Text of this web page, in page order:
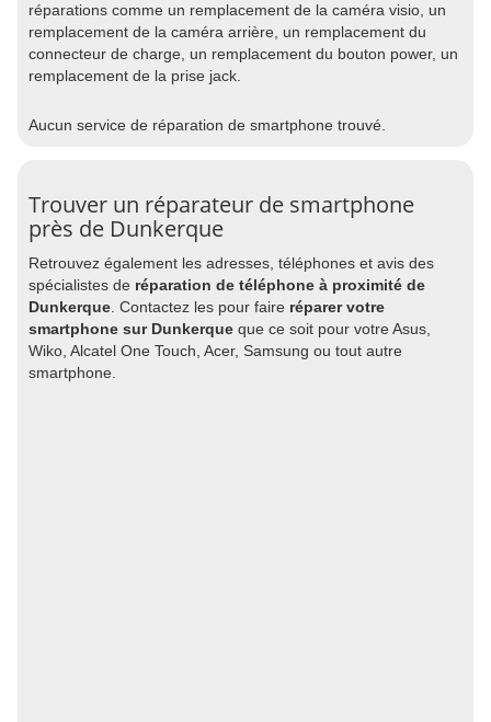
réparations comme un remplacement de la caméra visio, un
remplacement de la caméra arrière, un remplacement du
connecteur de charge, un remplacement du bouton power, un
remplacement de la prise jack.
Aucun service de réparation de smartphone trouvé.
Trouver un réparateur de smartphone
près de Dunkerque
Retrouvez également les adresses, téléphones et avis des
spécialistes de réparation de téléphone à proximité de
Dunkerque . Contactez les pour faire réparer votre
smartphone sur Dunkerque que ce soit pour votre Asus,
Wiko, Alcatel One Touch, Acer, Samsung ou tout autre
smartphone.